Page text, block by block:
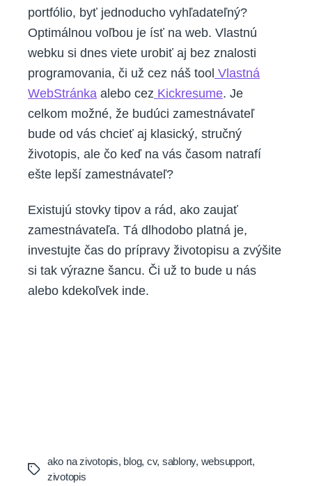
portfólio, byť jednoducho vyhľadateľný?
Optimálnou voľbou je ísť na web. Vlastnú
webku si dnes viete urobiť aj bez znalosti
programovania, či už cez náš tool Vlastná
WebStránka alebo cez Kickresume. Je
celkom možné, že budúci zamestnávateľ
bude od vás chcieť aj klasický, stručný
životopis, ale čo keď na vás časom natrafí
ešte lepší zamestnávateľ?
Existujú stovky tipov a rád, ako zaujať
zamestnávateľa. Tá dlhodobo platná je,
investujte čas do prípravy životopisu a zvýšite
si tak výrazne šancu. Či už to bude u nás
alebo kdekoľvek inde.
Tags
ako na zivotopis, blog, cv, sablony, websupport,
zivotopis